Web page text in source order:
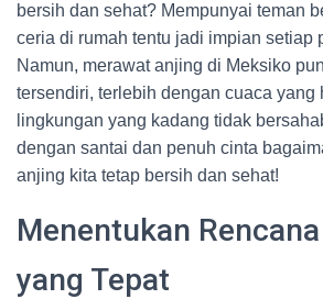
bersih dan sehat? Mempunyai teman
ceria di rumah tentu jadi impian setiap
Namun, merawat anjing di Meksiko
tersendiri, terlebih dengan cuaca yang
lingkungan yang kadang tidak
dengan santai dan penuh cinta
anjing kita tetap bersih dan sehat!
Menentukan
yang Tepat